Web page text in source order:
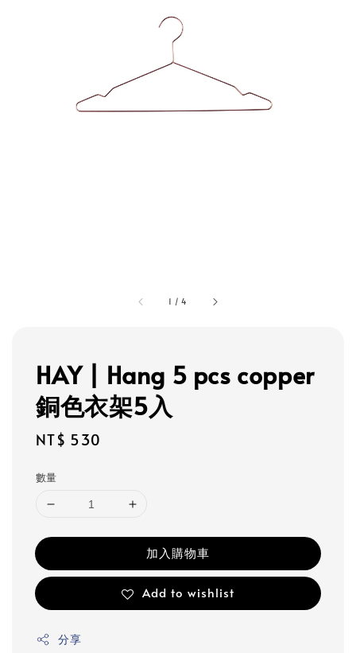
1 /4
HAY | Hang 5 pcs copper
銅色衣架5入
Regular
NT$ 530
數量
加入購物車
Add to wishlist
分享